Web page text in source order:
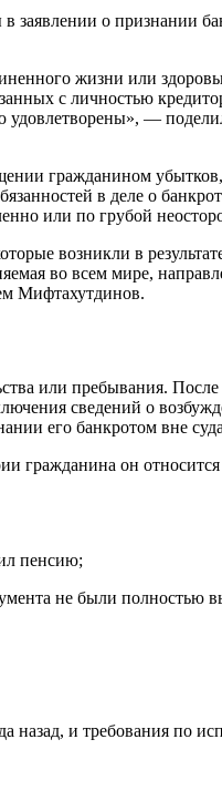
заявлении о признании
жизни или
с личностью
удовлетворены», —
гражданином
в деле о
или по грубой
возникли в
во всем мире,
Мифтахутдинов.
или пребывания.
сведений о
его банкротом вне
гражданина он относится
пенсию;
не были
назад, и требования по